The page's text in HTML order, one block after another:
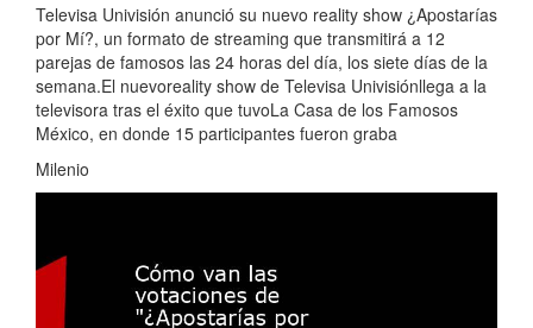
Televisa Univisión anunció su nuevo reality show ¿Apostarías
por Mí?, un formato de streaming que transmitirá a 12
parejas de famosos las 24 horas del día, los siete días de la
semana.El nuevoreality show de Televisa Univisiónllega a la
televisora tras el éxito que tuvoLa Casa de los Famosos
México, en donde 15 participantes fueron graba
Milenio